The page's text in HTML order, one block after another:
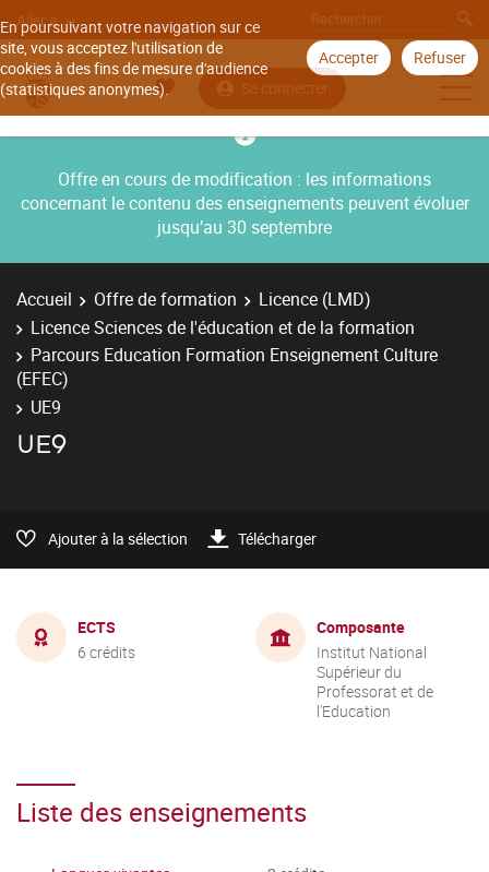
En poursuivant votre navigation sur ce
site, vous acceptez l'utilisation de
cookies à des fins de mesure d'audience
(statistiques anonymes).
Accepter Refuser
Aller à
Se connecter
Offre en cours de modification : les informations
concernant le contenu des enseignements peuvent évoluer
jusqu’au 30 septembre
Accueil Offre de formation
Licence (LMD)
Licence Sciences de l'éducation et de la formation
Parcours Education Formation Enseignement Culture
(EFEC)
UE9
UE9
Ajouter à la sélection Télécharger
ECTS
6 crédits
Composante
Institut National
Supérieur du
Professorat et de
l'Education
Liste des enseignements